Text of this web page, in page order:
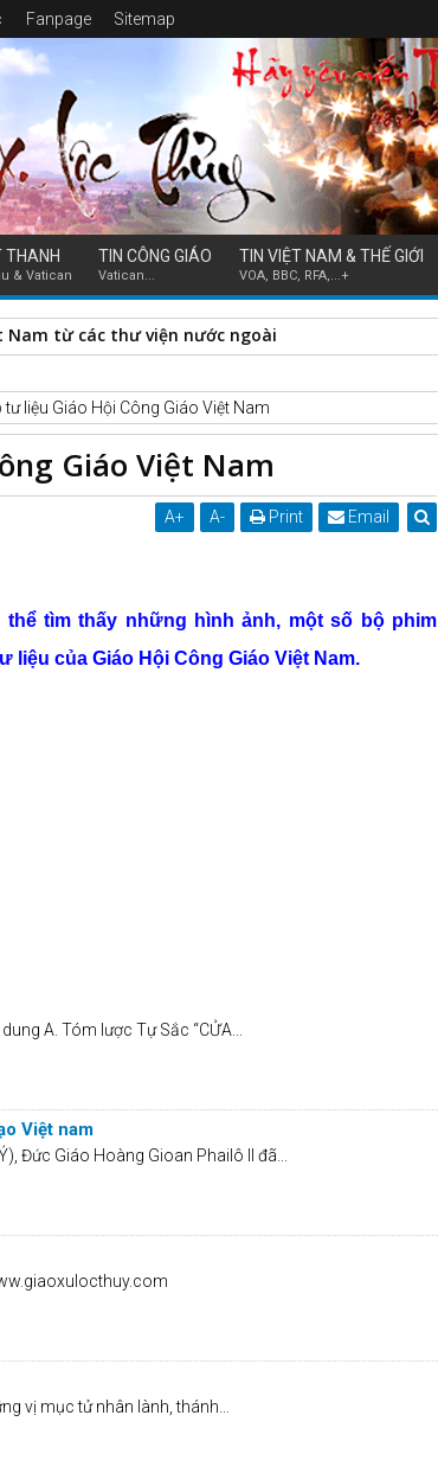
Fanpage Sitemap
THANH
& Vatican
TIN CÔNG GIÁO
Vatican...
TIN VIỆT NAM & THẾ GIỚI
VOA, BBC, RFA,...+
Nam từ các thư viện nước ngoài
liệu Giáo Hội Công Giáo Việt Nam
Giáo Việt Nam
A+ A- Print Email
tìm thấy những hình ảnh, một số bộ phim
liệu của Giáo Hội Công Giáo Việt Nam.
A. Tóm lược Tự Sắc “CỬA...
Việt nam
Đức Giáo Hoàng Gioan Phailô II đã...
vị mục tử nhân lành, thánh...